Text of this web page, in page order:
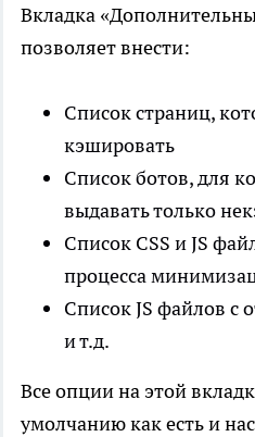
Вкладка
позволяет внести:
Список страниц,
кэшировать
Список ботов, для
выдавать только
Список CSS и JS
процесса
Список JS файлов с
и т.д.
Все опции на этой
умолчанию как есть и